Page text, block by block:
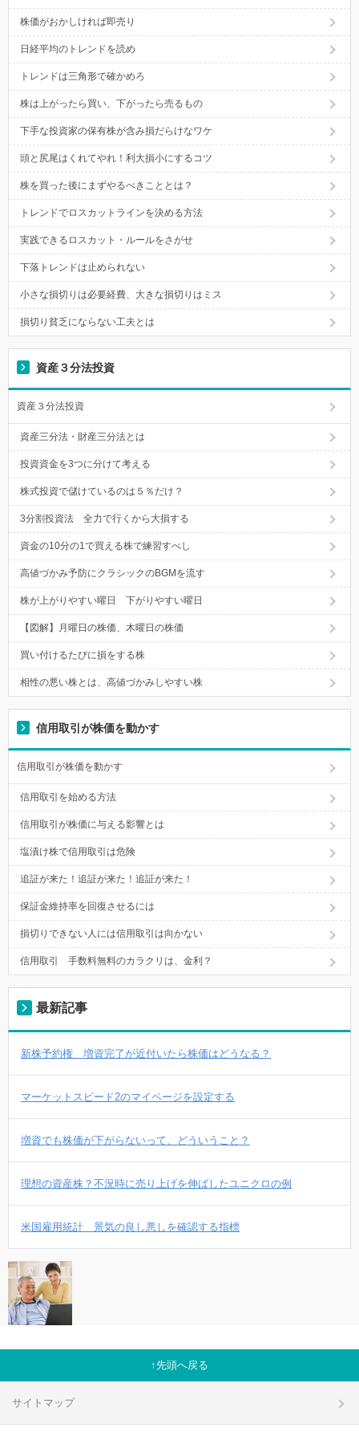
株価がおかしければ即売り
日経平均のトレンドを読め
トレンドは三角形で確かめろ
株は上がったら買い、下がったら売るもの
下手な投資家の保有株が含み損だらけなワケ
頭と尻尾はくれてやれ！利大損小にするコツ
株を買った後にまずやるべきこととは？
トレンドでロスカットラインを決める方法
実践できるロスカット・ルールをさがせ
下落トレンドは止められない
小さな損切りは必要経費、大きな損切りはミス
損切り貧乏にならない工夫とは
資産３分法投資
資産３分法投資
資産三分法・財産三分法とは
投資資金を3つに分けて考える
株式投資で儲けているのは５％だけ？
3分割投資法 全力で行くから大損する
資金の10分の1で買える株で練習すべし
高値づかみ予防にクラシックのBGMを流す
株が上がりやすい曜日 下がりやすい曜日
【図解】月曜日の株価、木曜日の株価
買い付けるたびに損をする株
相性の悪い株とは、高値づかみしやすい株
信用取引が株価を動かす
信用取引が株価を動かす
信用取引を始める方法
信用取引が株価に与える影響とは
塩漬け株で信用取引は危険
追証が来た！追証が来た！追証が来た！
保証金維持率を回復させるには
損切りできない人には信用取引は向かない
信用取引 手数料無料のカラクリは、金利？
最新記事
新株予約権 増資完了が近付いたら株価はどうなる？
マーケットスピード2のマイページを設定する
増資でも株価が下がらないって、どういうこと？
理想の資産株？不況時に売り上げを伸ばしたユニクロの例
米国雇用統計 景気の良し悪しを確認する指標
先頭へ戻る
サイトマップ